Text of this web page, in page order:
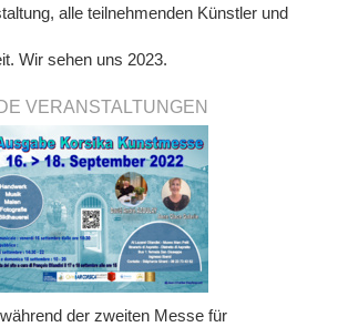
alle teilnehmenden Künstler und
Wir sehen uns 2023.
VERANSTALTUNGEN
der zweiten Messe für